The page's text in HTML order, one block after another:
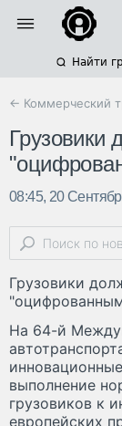
Найти
← Коммерческий
Грузовики
08:45, 20
Грузовики
На 64-й
выполнение
грузовиков к
европейских